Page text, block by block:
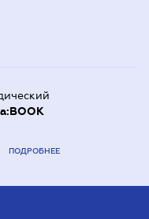
ПОДРОБНЕЕ